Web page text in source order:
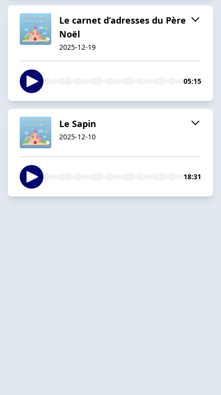
Le carnet d’adresses du Père
Noël
2025-12-19
05:15
Le Sapin
2025-12-10
18:31